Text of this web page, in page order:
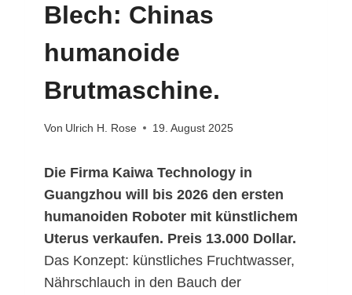
Blech: Chinas
humanoide
Brutmaschine.
Von Ulrich H. Rose 19. August 2025
Die Firma Kaiwa Technology in
Guangzhou will bis 2026 den ersten
humanoiden Roboter mit künstlichem
Uterus verkaufen. Preis 13.000 Dollar.
Das Konzept: künstliches Fruchtwasser,
Nährschlauch in den Bauch der